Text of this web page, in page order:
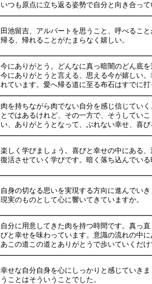
いつも原点に立ち返る姿勢で自分と向き合っ
田池留吉、アルバートを思うこと、呼べるこ
帰る、帰れることがたまらなく嬉しい。
今にありがとう。どんなに真っ暗闇のどん底
今にありがとうと言える、思える今が嬉しい
れています。愛へ帰る道に至る布石はすでに
肉を持ちながら肉でない自分を感じ信じてい
とではあるけれど、その一方で、そうしてい
い、ありがとうとなって、ぶれない幸せ、喜
楽しく学びましょう。喜びと幸せの中にある
復活させていく学びです。暗く落ち込んでい
自身の切なる思いを実現する方向に進んでい
現実のものとして心に響いてきていますか。
自分に用意してきた肉を持つ時間です。真っ
びと幸せを味わっています。意識の流れの中
あこの道この道とありがとうで歩いていくだ
幸せな自分自身を心にしっかりと感じていき
うことはそういうことでした。